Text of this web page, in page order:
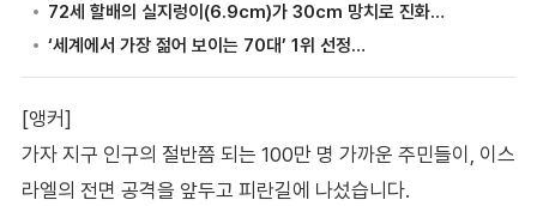
[앵커]
가자 지구 인구의 절반쯤 되는 100만 명 가까운 주민들이, 이스
라엘의 전면 공격을 앞두고 피란길에 나섰습니다.